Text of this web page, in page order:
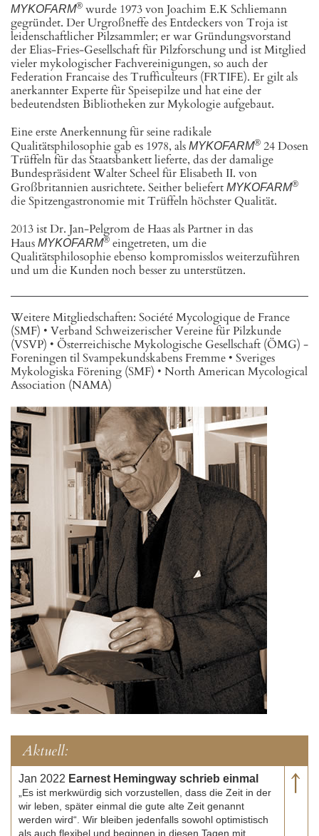
MYKOFARM® wurde 1973 von Joachim E.K Schliemann
gegründet. Der Urgroßneffe des Entdeckers von Troja ist
leidenschaftlicher Pilzsammler; er war Gründungsvorstand
der Elias-Fries-Gesellschaft für Pilzforschung und ist Mitglied
vieler mykologischer Fachvereinigungen, so auch der
Federation Francaise des Trufficulteurs (FRTIFE). Er gilt als
anerkannter Experte für Speisepilze und hat eine der
bedeutendsten Bibliotheken zur Mykologie aufgebaut.
Eine erste Anerkennung für seine radikale
Qualitätsphilosophie gab es 1978, als MYKOFARM® 24 Dosen
Trüffeln für das Staatsbankett lieferte, das der damalige
Bundespräsident Walter Scheel für Elisabeth II. von
Großbritannien ausrichtete. Seither beliefert MYKOFARM®
die Spitzengastronomie mit Trüffeln höchster Qualität.
2013 ist Dr. Jan-Pelgrom de Haas als Partner in das
Haus MYKOFARM® eingetreten, um die
Qualitätsphilosophie ebenso kompromisslos weiterzuführen
und um die Kunden noch besser zu unterstützen.
Weitere Mitgliedschaften: Société Mycologique de France
(SMF) • Verband Schweizerischer Vereine für Pilzkunde
(VSVP) • Österreichische Mykologische Gesellschaft (ÖMG) -
Foreningen til Svampekundskabens Fremme • Sveriges
Mykologiska Förening (SMF) • North American Mycological
Association (NAMA)
Aktuell:
Jan 2022 Earnest Hemingway schrieb einmal
„Es ist merkwürdig sich vorzustellen, dass die Zeit in der
wir leben, später einmal die gute alte Zeit genannt
werden wird“. Wir bleiben jedenfalls sowohl optimistisch
als auch flexibel und beginnen in diesen Tagen mit